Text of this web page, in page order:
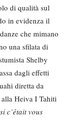
di qualità sul
in evidenza il
che mimano
una sfilata di
Shelby
dagli effetti
diretta da
Heiva I Tahiti
c’était vous